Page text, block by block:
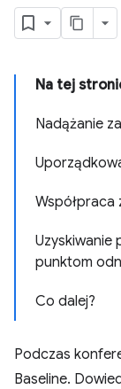
Na tej
Nadążanie
Współpraca
Uzyskiwanie
punktom
Co dalej?
Podczas
Baseline.